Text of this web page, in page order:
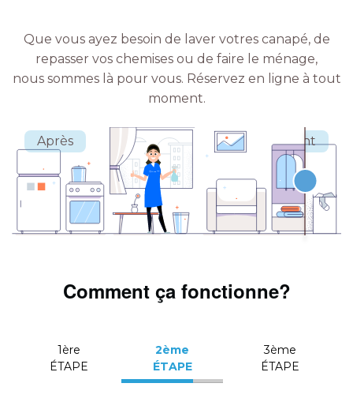
Que vous ayez besoin de laver votres canapé, de
repasser vos chemises ou de faire le ménage,
nous sommes là pour vous. Réservez en ligne à tout
moment.
Comment ça fonctionne?
1ère
ÉTAPE
2ème
ÉTAPE
3ème
ÉTAPE